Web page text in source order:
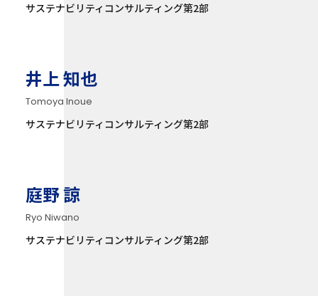
サステナビリティコンサルティング第2部
井上 知也
Tomoya Inoue
サステナビリティコンサルティング第2部
庭野 諒
Ryo Niwano
サステナビリティコンサルティング第2部